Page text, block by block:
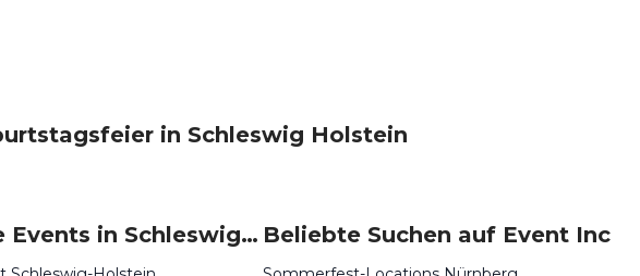
in Schleswig Holstein
Beliebte Events in Schleswig-Holstein Beliebte Suchen auf Event Inc